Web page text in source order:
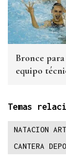
Bronce
equipo
Temas
NATACION
CANTERA